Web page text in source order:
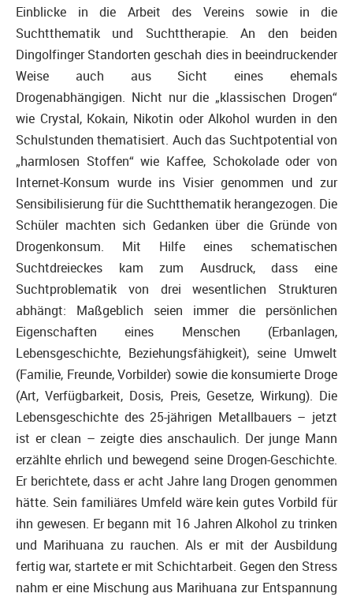
Einblicke in die Arbeit des Vereins sowie in die
Suchtthematik und Suchttherapie. An den beiden
Dingolfinger Standorten geschah dies in beeindruckender
Weise auch aus Sicht eines ehemals
Drogenabhängigen. Nicht nur die „klassischen Drogen“
wie Crystal, Kokain, Nikotin oder Alkohol wurden in den
Schulstunden thematisiert. Auch das Suchtpotential von
„harmlosen Stoffen“ wie Kaffee, Schokolade oder von
Internet-Konsum wurde ins Visier genommen und zur
Sensibilisierung für die Suchtthematik herangezogen. Die
Schüler machten sich Gedanken über die Gründe von
Drogenkonsum. Mit Hilfe eines schematischen
Suchtdreieckes kam zum Ausdruck, dass eine
Suchtproblematik von drei wesentlichen Strukturen
abhängt: Maßgeblich seien immer die persönlichen
Eigenschaften eines Menschen (Erbanlagen,
Lebensgeschichte, Beziehungsfähigkeit), seine Umwelt
(Familie, Freunde, Vorbilder) sowie die konsumierte Droge
(Art, Verfügbarkeit, Dosis, Preis, Gesetze, Wirkung). Die
Lebensgeschichte des 25-jährigen Metallbauers – jetzt
ist er clean – zeigte dies anschaulich. Der junge Mann
erzählte ehrlich und bewegend seine Drogen-Geschichte.
Er berichtete, dass er acht Jahre lang Drogen genommen
hätte. Sein familiäres Umfeld wäre kein gutes Vorbild für
ihn gewesen. Er begann mit 16 Jahren Alkohol zu trinken
und Marihuana zu rauchen. Als er mit der Ausbildung
fertig war, startete er mit Schichtarbeit. Gegen den Stress
nahm er eine Mischung aus Marihuana zur Entspannung